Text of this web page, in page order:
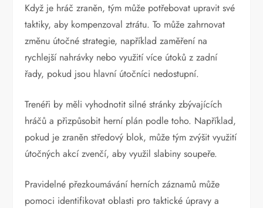
Když je hráč zraněn, tým může potřebovat upravit své
taktiky, aby kompenzoval ztrátu. To může zahrnovat
změnu útočné strategie, například zaměření na
rychlejší nahrávky nebo využití více útoků z zadní
řady, pokud jsou hlavní útočníci nedostupní.
Trenéři by měli vyhodnotit silné stránky zbývajících
hráčů a přizpůsobit herní plán podle toho. Například,
pokud je zraněn středový blok, může tým zvýšit využití
útočných akcí zvenčí, aby využil slabiny soupeře.
Pravidelné přezkoumávání herních záznamů může
pomoci identifikovat oblasti pro taktické úpravy a